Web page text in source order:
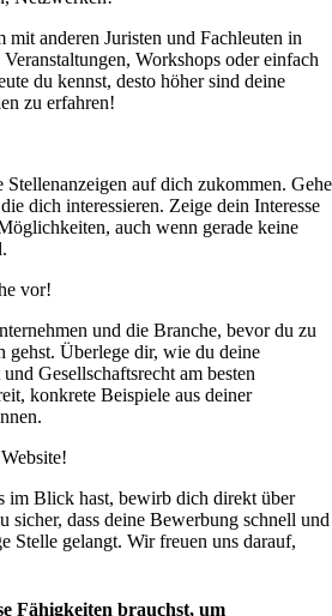
mit anderen Juristen und Fachleuten in
Workshops oder einfach
du kennst, desto höher sind deine
zu erfahren!
Stellenanzeigen auf dich zukommen. Gehe
dich interessieren. Zeige dein Interesse
auch wenn gerade keine
vor!
und die Branche, bevor du zu
gehst. Überlege dir, wie du deine
Gesellschaftsrecht am besten
konkrete Beispiele aus deiner
im Blick hast, bewirb dich direkt über
sicher, dass deine Bewerbung schnell und
Stelle gelangt. Wir freuen uns darauf,
Fähigkeiten brauchst, um